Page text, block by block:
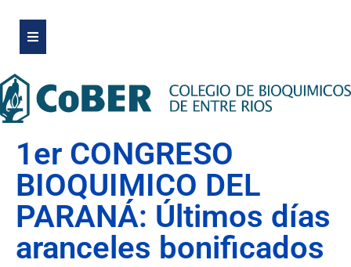
1er CONGRESO
BIOQUIMICO DEL
PARANÁ: Últimos días
aranceles bonificados